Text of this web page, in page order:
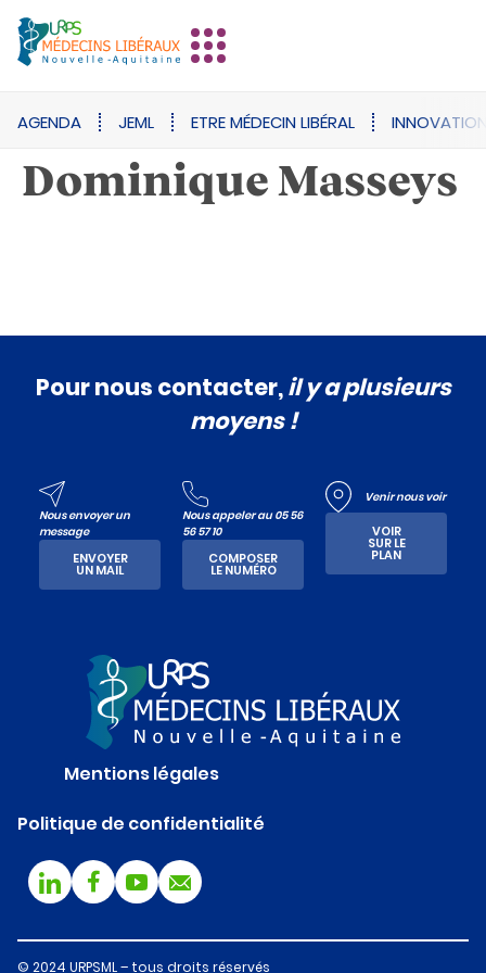
AGENDA JEML ETRE MÉDECIN LIBÉRAL
Dominique Masseys
Pour nous contacter,il y a plusieurs
moyens !
Nous envoyer un
message
ENVOYER
UN MAIL
Nous appeler au 05 56
56 57 10
COMPOSER
LE NUMÉRO
Venir nous voir
VOIR
SUR LE
PLAN
Mentions légales
Politique de confidentialité
© 2024 URPSML – tous droits réservés